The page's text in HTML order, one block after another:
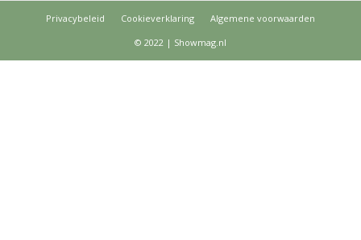
Privacybeleid Cookieverklaring
Algemene voorwaarden
© 2022 | Showmag.nl